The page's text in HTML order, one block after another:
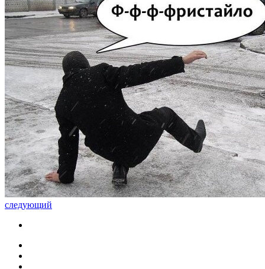
следующий